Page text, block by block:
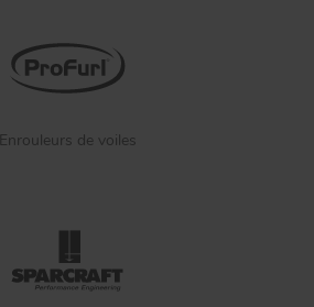
Enrouleurs de voiles